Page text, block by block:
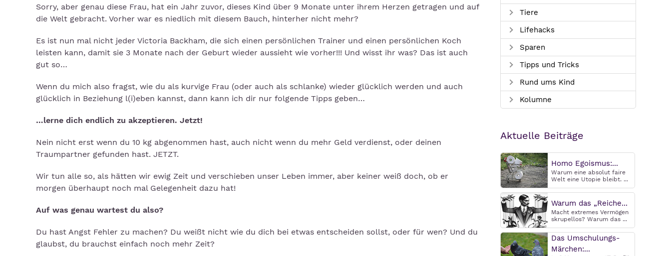
Sorry, aber genau diese Frau, hat ein Jahr zuvor, dieses Kind über 9 Monate unter ihrem Herzen getragen und auf
die Welt gebracht. Vorher war es niedlich mit diesem Bauch, hinterher nicht mehr?
Es ist nun mal nicht jeder Victoria Backham, die sich einen persönlichen Trainer und einen persönlichen Koch
leisten kann, damit sie 3 Monate nach der Geburt wieder aussieht wie vorher!!! Und wisst ihr was? Das ist auch
gut so…
Wenn du mich also fragst, wie du als kurvige Frau (oder auch als schlanke) wieder glücklich werden und auch
glücklich in Beziehung l(i)eben kannst, dann kann ich dir nur folgende Tipps geben…
…lerne dich endlich zu akzeptieren. Jetzt!
Nein nicht erst wenn du 10 kg abgenommen hast, auch nicht wenn du mehr Geld verdienst, oder deinen
Traumpartner gefunden hast. JETZT.
Wir tun alle so, als hätten wir ewig Zeit und verschieben unser Leben immer, aber keiner weiß doch, ob er
morgen überhaupt noch mal Gelegenheit dazu hat!
Auf was genau wartest du also?
Du hast Angst Fehler zu machen? Du weißt nicht wie du dich bei etwas entscheiden sollst, oder für wen? Und du
glaubst, du brauchst einfach noch mehr Zeit?
Tiere
Lifehacks
Sparen
Tipps und Tricks
Rund ums Kind
Kolumne
Aktuelle Beiträge
Homo Egoismus:...
Warum eine absolut faire
Welt eine Utopie bleibt. ...
Warum das „Reiche...
Macht extremes Vermögen
skrupellos? Warum das ...
Das Umschulungs-
Märchen:...